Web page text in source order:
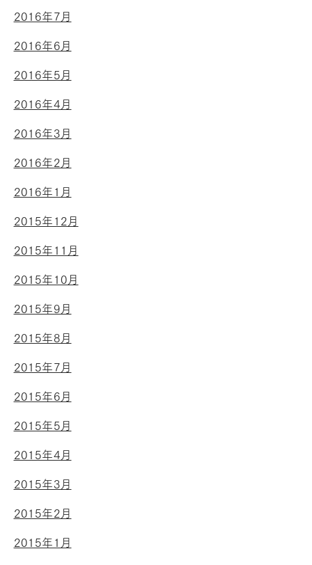
2016年7月
2016年6月
2016年5月
2016年4月
2016年3月
2016年2月
2016年1月
2015年12月
2015年11月
2015年10月
2015年9月
2015年8月
2015年7月
2015年6月
2015年5月
2015年4月
2015年3月
2015年2月
2015年1月